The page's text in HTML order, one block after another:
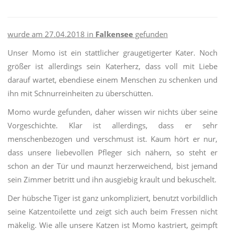
wurde am 27.04.2018 in Falkensee gefunden
Unser Momo ist ein stattlicher graugetigerter Kater. Noch
größer ist allerdings sein Katerherz, dass voll mit Liebe
darauf wartet, ebendiese einem Menschen zu schenken und
ihn mit Schnurreinheiten zu überschütten.
Momo wurde gefunden, daher wissen wir nichts über seine
Vorgeschichte. Klar ist allerdings, dass er sehr
menschenbezogen und verschmust ist. Kaum hört er nur,
dass unsere liebevollen Pfleger sich nähern, so steht er
schon an der Tür und maunzt herzerweichend, bist jemand
sein Zimmer betritt und ihn ausgiebig krault und bekuschelt.
Der hübsche Tiger ist ganz unkompliziert, benutzt vorbildlich
seine Katzentoilette und zeigt sich auch beim Fressen nicht
mäkelig. Wie alle unsere Katzen ist Momo kastriert, geimpft